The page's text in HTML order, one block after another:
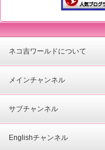
ネコ吉ワールドについて
メインチャンネル
サブチャンネル
Englishチャンネル